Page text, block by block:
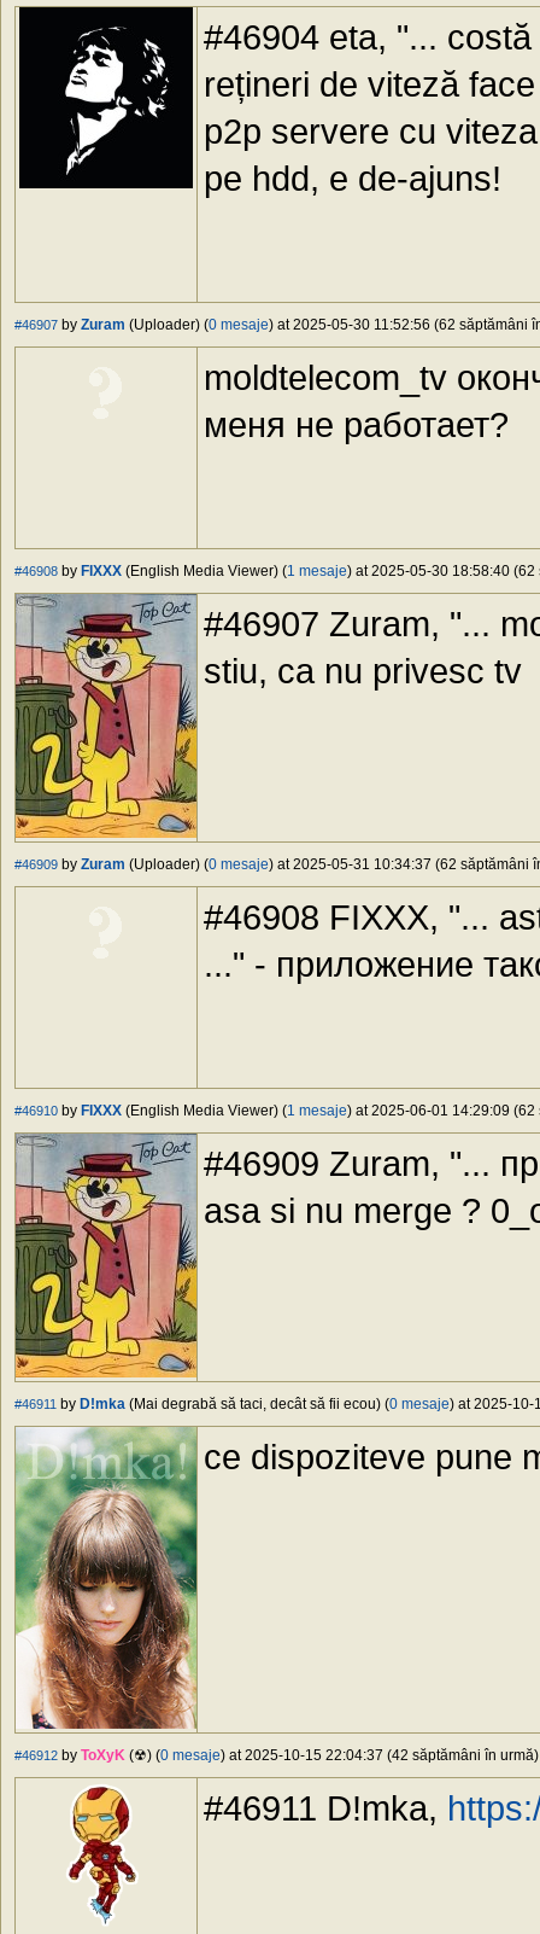
#46904 eta, "...
rețineri de viteză
p2p servere cu
pe hdd, e de-ajuns!
#46907 by Zuram (Uploader) (0 mesaje) at 2025-05-30 11:52:56 (62 săptămâni
moldtelecom_tv
меня не работает?
#46908 by FIXXX (English Media Viewer) (1 mesaje) at 2025-05-30 18:58:40 (62
#46907 Zuram, "...
stiu, ca nu privesc tv
#46909 by Zuram (Uploader) (0 mesaje) at 2025-05-31 10:34:37 (62 săptămâni
#46908 FIXXX, "...
..." - приложение
#46910 by FIXXX (English Media Viewer) (1 mesaje) at 2025-06-01 14:29:09 (62
#46909 Zuram, "...
asa si nu merge ?
#46911 by D!mka (Mai degrabă să taci, decât să fii ecou) (0 mesaje) at 2025-10-
ce dispoziteve pune
#46912 by ToXyK (☢) (0 mesaje) at 2025-10-15 22:04:37 (42 săptămâni în urmă)
#46911 D!mka,